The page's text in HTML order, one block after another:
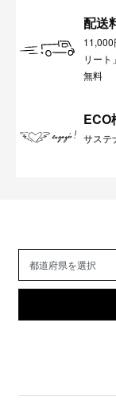
配送
11,000
リー
無料
ECO
サステ